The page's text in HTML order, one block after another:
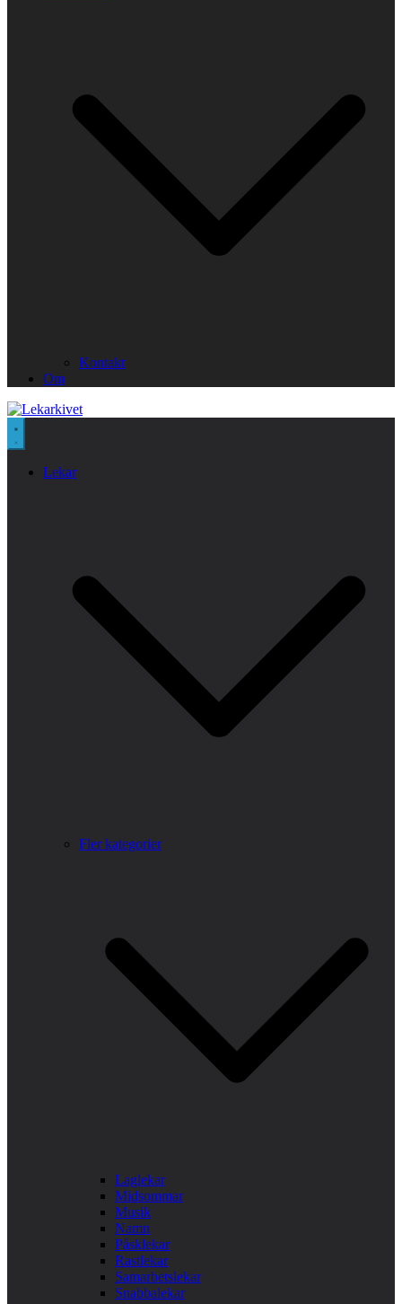
Kontakt
Om
Lekar
Fler kategorier
Laglekar
Midsommar
Musik
Namn
Påsklekar
Rastlekar
Samarbetslekar
Snabbalekar